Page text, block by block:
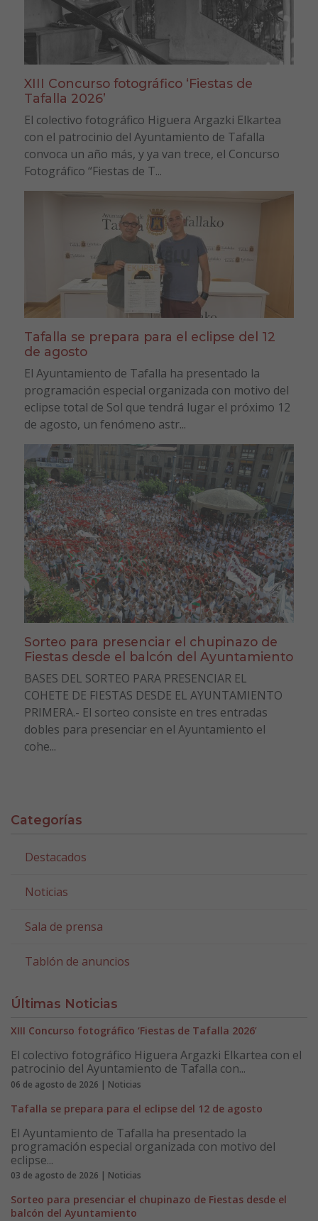
XIII Concurso fotográfico ‘Fiestas de
Tafalla 2026’
El colectivo fotográfico Higuera Argazki Elkartea
con el patrocinio del Ayuntamiento de Tafalla
convoca un año más, y ya van trece, el Concurso
Fotográfico “Fiestas de T...
Tafalla se prepara para el eclipse del 12
de agosto
El Ayuntamiento de Tafalla ha presentado la
programación especial organizada con motivo del
eclipse total de Sol que tendrá lugar el próximo 12
de agosto, un fenómeno astr...
Sorteo para presenciar el chupinazo de
Fiestas desde el balcón del Ayuntamiento
BASES DEL SORTEO PARA PRESENCIAR EL
COHETE DE FIESTAS DESDE EL AYUNTAMIENTO
PRIMERA.- El sorteo consiste en tres entradas
dobles para presenciar en el Ayuntamiento el
cohe...
Categorías
Destacados
Noticias
Sala de prensa
Tablón de anuncios
Últimas Noticias
XIII Concurso fotográfico ‘Fiestas de Tafalla 2026’
El colectivo fotográfico Higuera Argazki Elkartea con el
patrocinio del Ayuntamiento de Tafalla con...
06 de agosto de 2026 | Noticias
Tafalla se prepara para el eclipse del 12 de agosto
El Ayuntamiento de Tafalla ha presentado la
programación especial organizada con motivo del
eclipse...
03 de agosto de 2026 | Noticias
Sorteo para presenciar el chupinazo de Fiestas desde el
balcón del Ayuntamiento